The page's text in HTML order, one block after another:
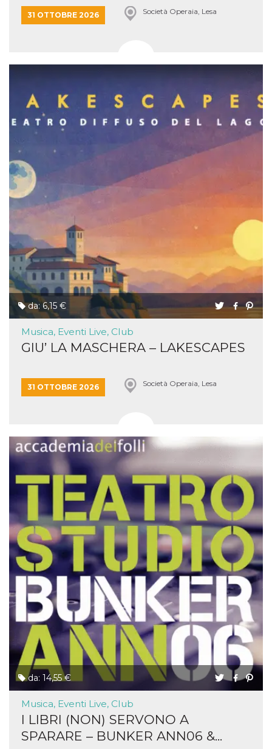
31 OTTOBRE 2026 Società Operaia, Lesa
da: 6,15 €
Musica, Eventi Live, Club
GIU’ LA MASCHERA – LAKESCAPES
31 OTTOBRE 2026 Società Operaia, Lesa
da: 14,55 €
Musica, Eventi Live, Club
I LIBRI (NON) SERVONO A
SPARARE – BUNKER ANN06 &...